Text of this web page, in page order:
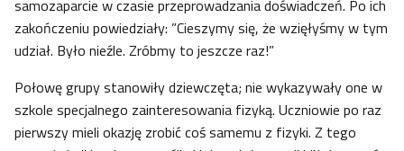
samozaparcie w czasie przeprowadzania doświadczeń. Po ich
zakończeniu powiedziały: ”Cieszymy się, że wzięłyśmy w tym
udział. Było nieźle. Zróbmy to jeszcze raz!”
Połowę grupy stanowiły dziewczęta; nie wykazywały one w
szkole specjalnego zainteresowania fizyką. Uczniowie po raz
pierwszy mieli okazję zrobić coś samemu z fizyki. Z tego